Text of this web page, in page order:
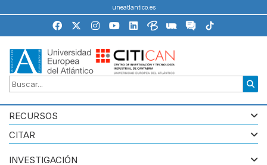
uneatlantico.es
RECURSOS
CITAR
INVESTIGACIÓN